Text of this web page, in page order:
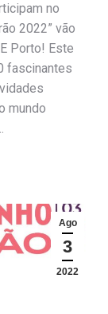
no
2022” vão
Porto! Este
fascinantes
mundo
Ago
3
2022